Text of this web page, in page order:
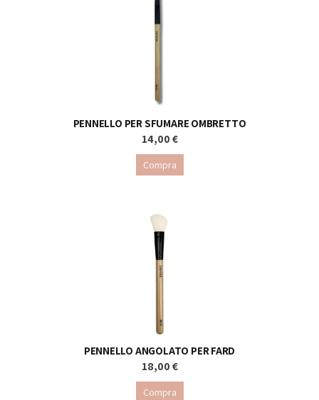
PENNELLO PER SFUMARE OMBRETTO
14,00 €
Compra
PENNELLO ANGOLATO PER FARD
18,00 €
Compra